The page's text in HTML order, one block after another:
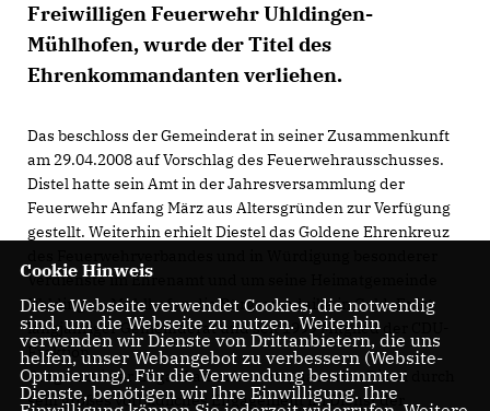
Freiwilligen Feuerwehr Uhldingen-
Mühlhofen, wurde der Titel des
Ehrenkommandanten verliehen.
Das beschloss der Gemeinderat in seiner Zusammenkunft
am 29.04.2008 auf Vorschlag des Feuerwehrausschusses.
Distel hatte sein Amt in der Jahresversammlung der
Feuerwehr Anfang März aus Altersgründen zur Verfügung
gestellt. Weiterhin erhielt Diestel das Goldene Ehrenkreuz
Verdienste im Ehrenamt und um seine Heimatgemeinde
Uhldingen-Mühlhofen die Bürgermedaille in Gold. Er ist
langjähriger Gemeinderat und seit 1999 Mitglied der CDU-
Fraktion.
Bürgermeister Edgar Lamm betonte, dass sich Distel durch
sein großes vorbildliches Engagement im Dienst der
Cookie Hinweis
Diese Webseite verwendet Cookies, die notwendig
sind, um die Webseite zu nutzen. Weiterhin
verwenden wir Dienste von Drittanbietern, die uns
helfen, unser Webangebot zu verbessern (Website-
Optmierung). Für die Verwendung bestimmter
Dienste, benötigen wir Ihre Einwilligung. Ihre